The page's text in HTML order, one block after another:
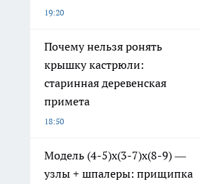
19:20
Почему нельзя ронять
крышку кастрюли:
старинная деревенская
примета
18:50
Модель (4-5)х(3-7)х(8-9) —
узлы + шпалеры: прищипка